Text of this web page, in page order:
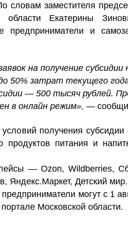
словамзаместителя
Екатерины
предприниматели и
на получение субсидии
50% затрат текущего
— 500 тысяч рублей.
в онлайн режим», —
получения
питания и
— Ozon, Wildberries,
Яндекс.Маркет, Детский мир.
могут с 1
Московской области.